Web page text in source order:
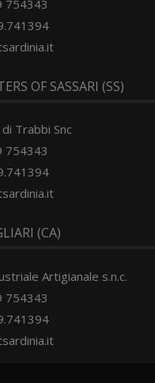
754343
OF SASSARI (SS)
Trabbi Snc
754343
(CA)
Artigianale s.n.c.
754343